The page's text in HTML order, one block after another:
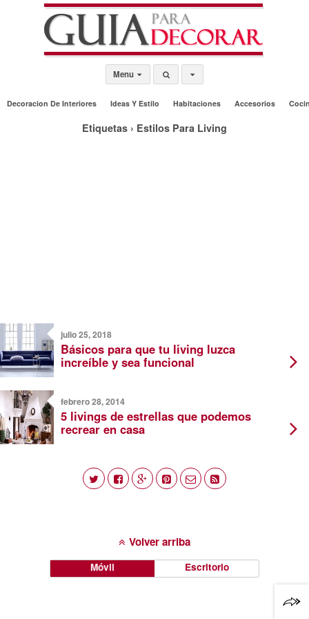
Menu
Decoracion De Interiores Ideas Y Estilo Habitaciones Accesorios
Etiquetas › Estilos Para Living
julio 25, 2018
Básicos para que tu living luzca
increíble y sea funcional
febrero 28, 2014
5 livings de estrellas que podemos
recrear en casa
Volver arriba
Móvil Escritorio